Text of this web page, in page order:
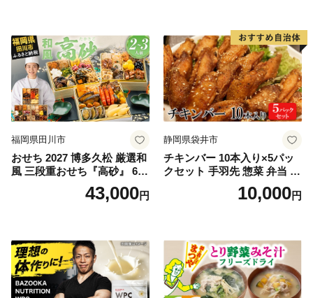
福岡県田川市
おせち 2027 博多久松 厳選和
風 三段重おせち『高砂』 6.5
寸 3段重 2～3人前 おせち料
理 重箱 お正月 冷凍おせち 縁
ち 本格おせち おせち予約 年
末 年始 お取り寄せ 新春 贅沢
おせち こだわりおせち 惣菜
老舗おせち ふるさと納税お
せち 御節 お節料理 正月 調理
43,000円
静岡県袋井市
チキンバー 10本入り×5パッ
クセット 手羽先 惣菜 弁当 お
かず お酒 おつまみ ギフト キ
ャンプ アウトドア キャンプ
10,000円